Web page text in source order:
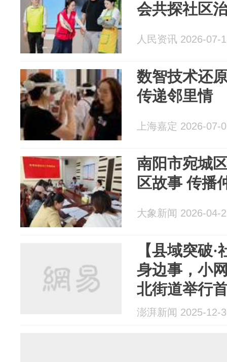
会共探社区
人民资讯 2026-07-
数智技术还
传递邻里情
上海嘉定 2026-07-
南阳市宛城
区故事 传播
大象新闻 2026-04-
【县域突破
身边事，小
北街道举行
声音”交流活
澎湃新闻 2025-12-